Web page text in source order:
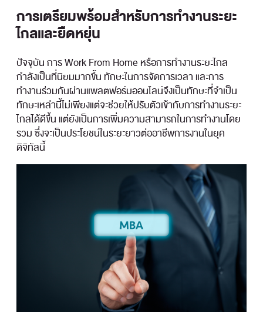
การเตรียมพร้อมสำหรับการทำงานระยะ
ไกลและยืดหยุ่น
ปัจจุบัน การ Work From Home หรือการทำงานระยะไกล
กำลังเป็นที่นิยมมากขึ้น ทักษะในการจัดการเวลา และการ
ทำงานร่วมกันผ่านแพลตฟอร์มออนไลน์จึงเป็นทักษะที่จำเป็น
ทักษะเหล่านี้ไม่เพียงแต่จะช่วยให้ปรับตัวเข้ากับการทำงานระยะ
ไกลได้ดีขึ้น แต่ยังเป็นการเพิ่มความสามารถในการทำงานโดย
รวม ซึ่งจะเป็นประโยชน์ในระยะยาวต่ออาชีพการงานในยุค
ดิจิทัลนี้